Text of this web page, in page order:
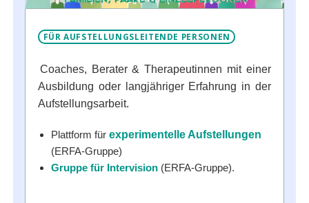
FÜR AUFSTELLUNGSLEITENDE PERSONEN
Coaches, Berater & Therapeutinnen mit einer
Ausbildung oder langjähriger Erfahrung in der
Aufstellungsarbeit.
Plattform fürexperimentelle Aufstellungen
(ERFA-Gruppe)
Gruppe für Intervision (ERFA-Gruppe).